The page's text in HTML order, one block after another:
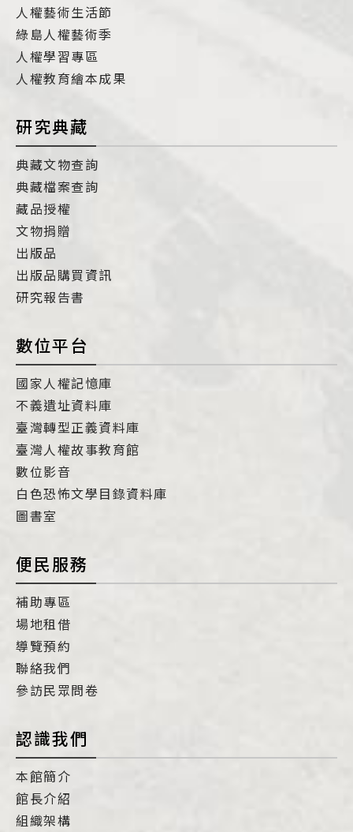
人權藝術生活節
綠島人權藝術季
人權學習專區
人權教育繪本成果
研究典藏
典藏文物查詢
典藏檔案查詢
藏品授權
文物捐贈
出版品
出版品購買資訊
研究報告書
數位平台
國家人權記憶庫
不義遺址資料庫
臺灣轉型正義資料庫
臺灣人權故事教育館
數位影音
白色恐怖文學目錄資料庫
圖書室
便民服務
補助專區
場地租借
導覽預約
聯絡我們
參訪民眾問卷
認識我們
本館簡介
館長介紹
組織架構